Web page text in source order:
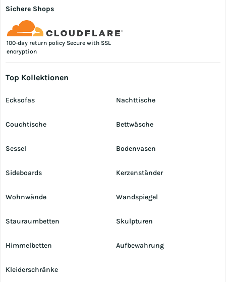
Sichere Shops
100-day return policy Secure with SSL
encryption
Top Kollektionen
Ecksofas
Couchtische
Sessel
Sideboards
Wohnwände
Stauraumbetten
Himmelbetten
Kleiderschränke
Nachttische
Bettwäsche
Bodenvasen
Kerzenständer
Wandspiegel
Skulpturen
Aufbewahrung